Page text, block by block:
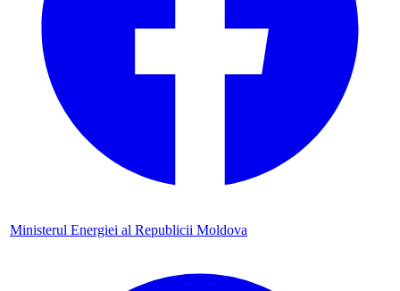
Ministerul Energiei al Republicii Moldova